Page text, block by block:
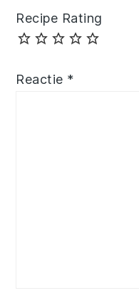
Recipe Rating
Reactie *